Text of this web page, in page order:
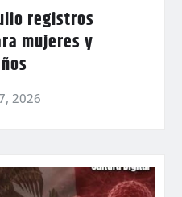
registros
mujeres y
2026